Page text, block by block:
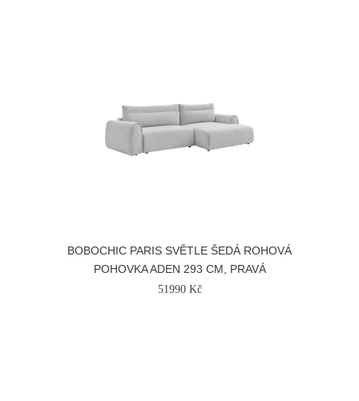
BOBOCHIC PARIS SVĚTLE ŠEDÁ ROHOVÁ
POHOVKA ADEN 293 CM, PRAVÁ
51990 Kč